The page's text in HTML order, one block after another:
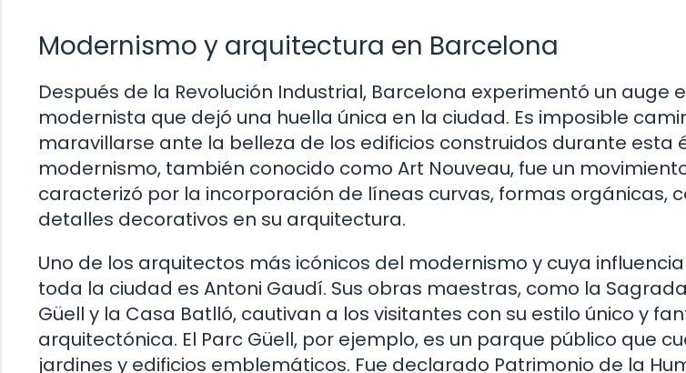
Modernismo y arquitectura en Barcelona
Después de la Revolución Industrial, Barcelona experimentó un auge
modernista que dejó una huella única en la ciudad. Es imposible
maravillarse ante la belleza de los edificios construidos durante esta
modernismo, también conocido como Art Nouveau, fue un
caracterizó por la incorporación de líneas curvas, formas orgánicas,
detalles decorativos en su arquitectura.
Uno de los arquitectos más icónicos del modernismo y cuya
toda la ciudad es Antoni Gaudí. Sus obras maestras, como la
Güell y la Casa Batlló, cautivan a los visitantes con su estilo único y
arquitectónica. El Parc Güell, por ejemplo, es un parque público que
jardines y edificios emblemáticos. Fue declarado Patrimonio de la